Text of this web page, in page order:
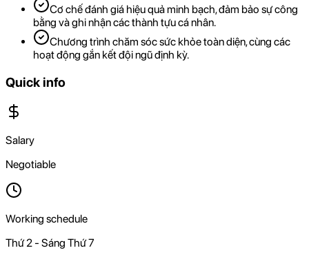
Cơ chế đánh giá hiệu quả minh bạch, đảm bảo sự công
bằng và ghi nhận các thành tựu cá nhân.
Chương trình chăm sóc sức khỏe toàn diện, cùng các
hoạt động gắn kết đội ngũ định kỳ.
Quick info
Salary
Negotiable
Working schedule
Thứ 2 - Sáng Thứ 7